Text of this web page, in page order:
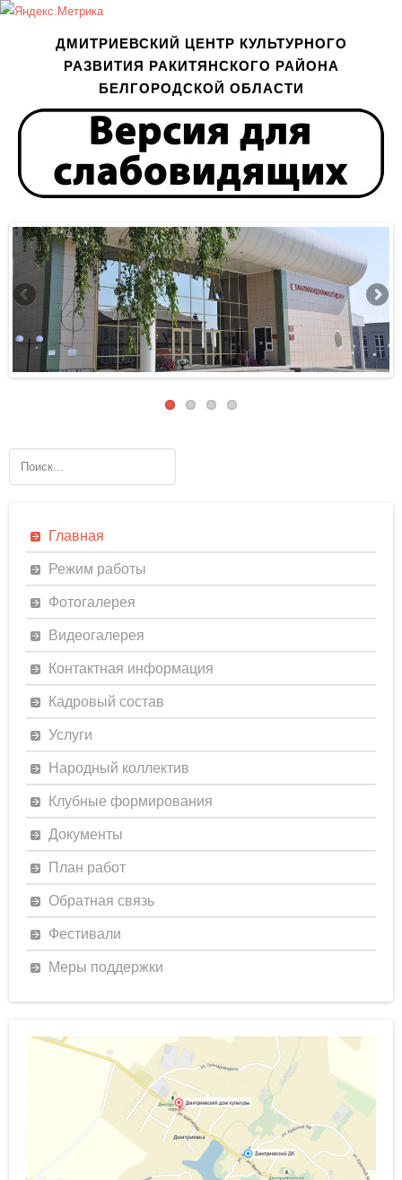
ДМИТРИЕВСКИЙ ЦЕНТР КУЛЬТУРНОГО
РАЗВИТИЯ РАКИТЯНСКОГО РАЙОНА
БЕЛГОРОДСКОЙ ОБЛАСТИ
Главная
Режим работы
Фотогалерея
Видеогалерея
Контактная информация
Кадровый состав
Услуги
Народный коллектив
Клубные формирования
Документы
План работ
Обратная связь
Фестивали
Меры поддержки